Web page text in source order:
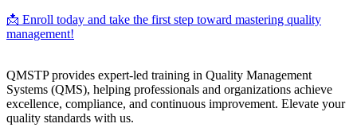
📩 Enroll today and take the first step toward mastering quality
management!
QMSTP provides expert-led training in Quality Management
Systems (QMS), helping professionals and organizations achieve
excellence, compliance, and continuous improvement. Elevate your
quality standards with us.